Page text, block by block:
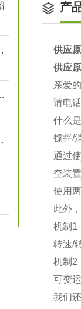
硫化氢检测仪
体操作步骤
NICHIAS
产
供应
供应
亲爱
请电
什么
搅拌/
通过
空装
使用
此外
机制1
转速/
机制2
可变
我们